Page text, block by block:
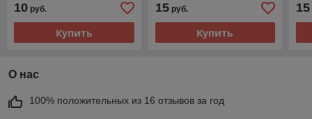
10 руб.
Купить
15руб.
Купить
15
О нас
100% положительных из 16 отзывов за год